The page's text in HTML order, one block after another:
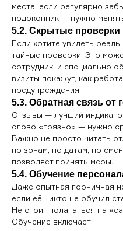
места: если регулярно
подоконник — нужно
5.2. Скрытые проверки
Если хотите увидеть
тайные проверки. Это
сотрудник, и специально
визиты покажут, как
предупреждения.
5.3. Обратная связь от
Отзывы — лучший
слово «грязно» — нужно
Важно не просто читать
по зонам, по датам, по
позволяет принять меры.
5.4. Обучение
Даже опытная горничная
если её никто не обучил
Не стоит полагаться на
Обучение включает: